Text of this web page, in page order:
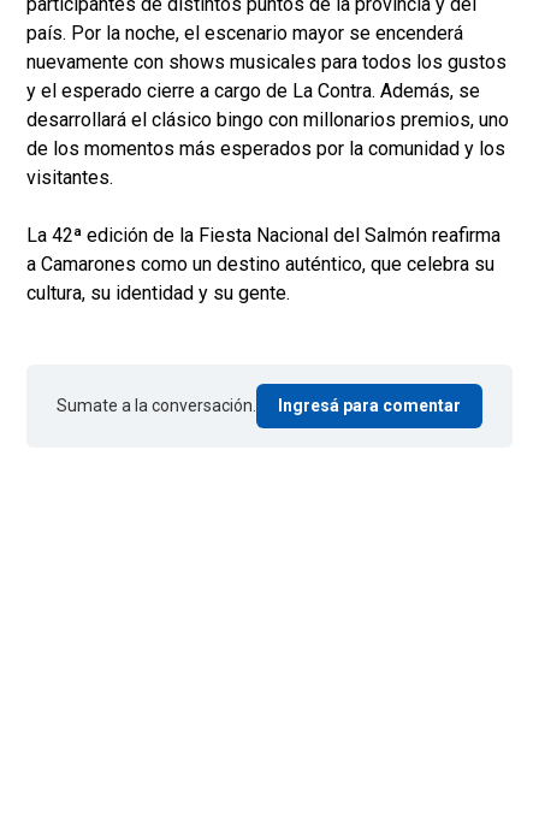
país. Por la noche, el escenario mayor se encenderá
nuevamente con shows musicales para todos los gustos
y el esperado cierre a cargo de La Contra. Además, se
desarrollará el clásico bingo con millonarios premios, uno
de los momentos más esperados por la comunidad y los
visitantes.
La 42ª edición de la Fiesta Nacional del Salmón reafirma
a Camarones como un destino auténtico, que celebra su
cultura, su identidad y su gente.
Sumate a la conversación. Ingresá para comentar